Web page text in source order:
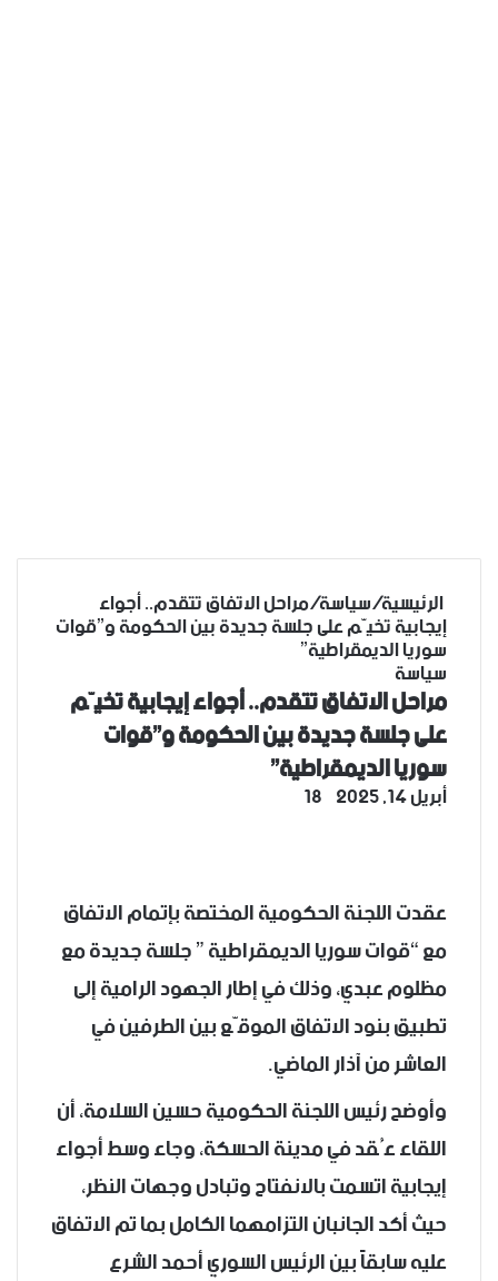
الرئيسية/سياسة/مراحل الاتفاق تتقدم.. أجواء
إيجابية تخيّم على جلسة جديدة بين الحكومة و”قوات
سوريا الديمقراطية”
سياسة
مراحل الاتفاق تتقدم.. أجواء إيجابية تخيّم
على جلسة جديدة بين الحكومة و”قوات
سوريا الديمقراطية”
أبريل 14, 2025 18 فيسبوك
‫X
لينكدإن
واتساب
تيلقرام
عقدت اللجنة الحكومية المختصة بإتمام الاتفاق
مع “قوات سوريا الديمقراطية ” جلسة جديدة مع
مظلوم عبدي، وذلك في إطار الجهود الرامية إلى
تطبيق بنود الاتفاق الموقّع بين الطرفين في
العاشر من آذار الماضي.
وأوضح رئيس اللجنة الحكومية حسين السلامة، أن
اللقاء عُقد في مدينة الحسكة، وجاء وسط أجواء
إيجابية اتسمت بالانفتاح وتبادل وجهات النظر،
حيث أكد الجانبان التزامهما الكامل بما تم الاتفاق
عليه سابقاً بين الرئيس السوري أحمد الشرع